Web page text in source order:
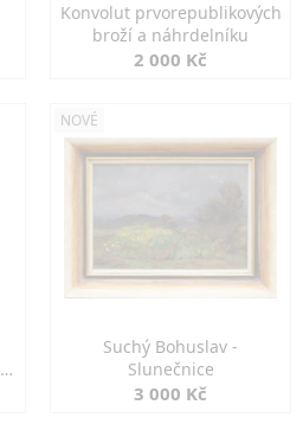
Konvolut prvorepublikových
broží a náhrdelníku
2 000 Kč
NOVÉ
Suchý Bohuslav -
Slunečnice
3 000 Kč